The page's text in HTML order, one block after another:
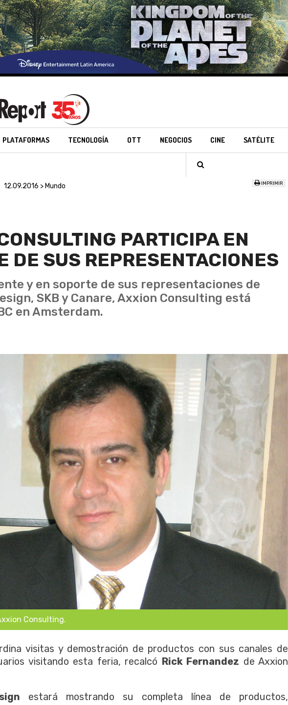
PLATAFORMAS TECNOLOGÍA OTT NEGOCIOS CINE SATÉLITE
12.09.2016 > Mundo IMPRIMIR
PARTICIPA EN
DE SUS REPRESENTACIONES
y en soporte de sus representaciones de
SKB y Canare, Axxion Consulting está
en Amsterdam.
Consulting.
visitas y demostración de productos con sus canales de
visitando esta feria, recalcó Rick Fernandez de Axxion
estará mostrando su completa línea de productos,